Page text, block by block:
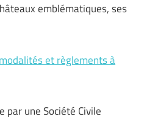
emblématiques, ses
et règlements à
par une Société Civile